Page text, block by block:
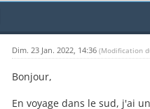
Dim. 23 Jan. 2022, 14:36 (Modification
Bonjour,
En voyage dans le sud, j'ai